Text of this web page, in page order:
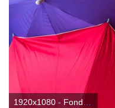
1920x1080 - Fondo de pantalla de 1920x1080. Fondo para computadora HD 1080p de sombrillas de colores.